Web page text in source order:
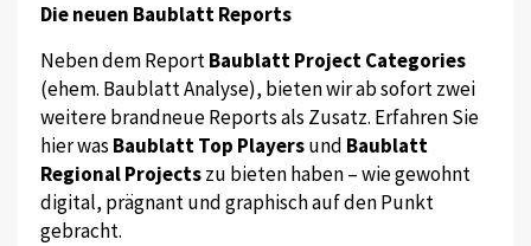
Die neuen Baublatt Reports
Neben dem ReportBaublatt Project Categories
(ehem. Baublatt Analyse), bieten wir ab sofort zwei
weitere brandneue Reports als Zusatz. Erfahren Sie
hier was Baublatt Top Playersund Baublatt
Regional Projectszu bieten haben – wie gewohnt
digital, prägnant und graphisch auf den Punkt
gebracht.